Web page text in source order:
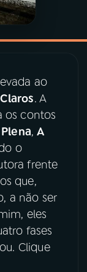
ao
. A
contos
,A
o
frente
que,
a não ser
eles
fases
Clique